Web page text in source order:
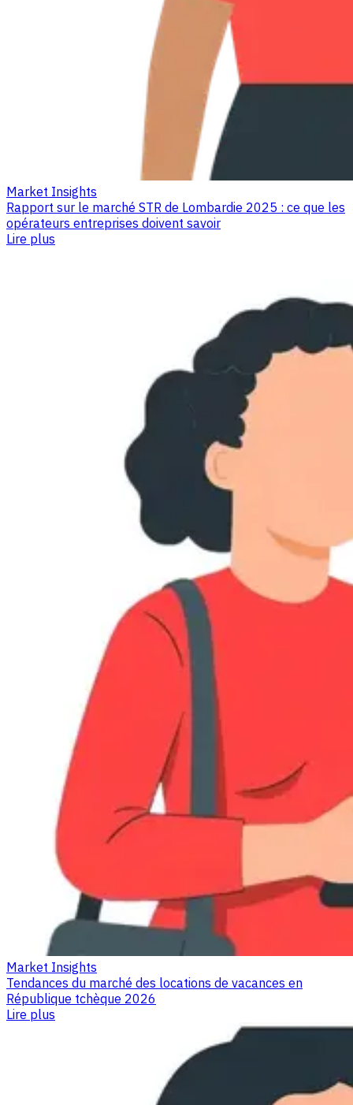
Market Insights
Rapport sur le marché STR de Lombardie 2025 : ce que les
opérateurs entreprises doivent savoir
Lire plus
Market Insights
Tendances du marché des locations de vacances en
République tchèque 2026
Lire plus